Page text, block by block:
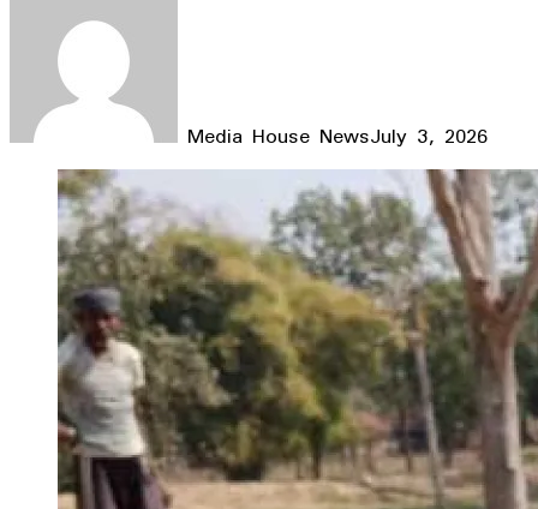
Media House NewsJuly 3, 2026
Facebook
LinkedIn
WhatsApp
Telegram